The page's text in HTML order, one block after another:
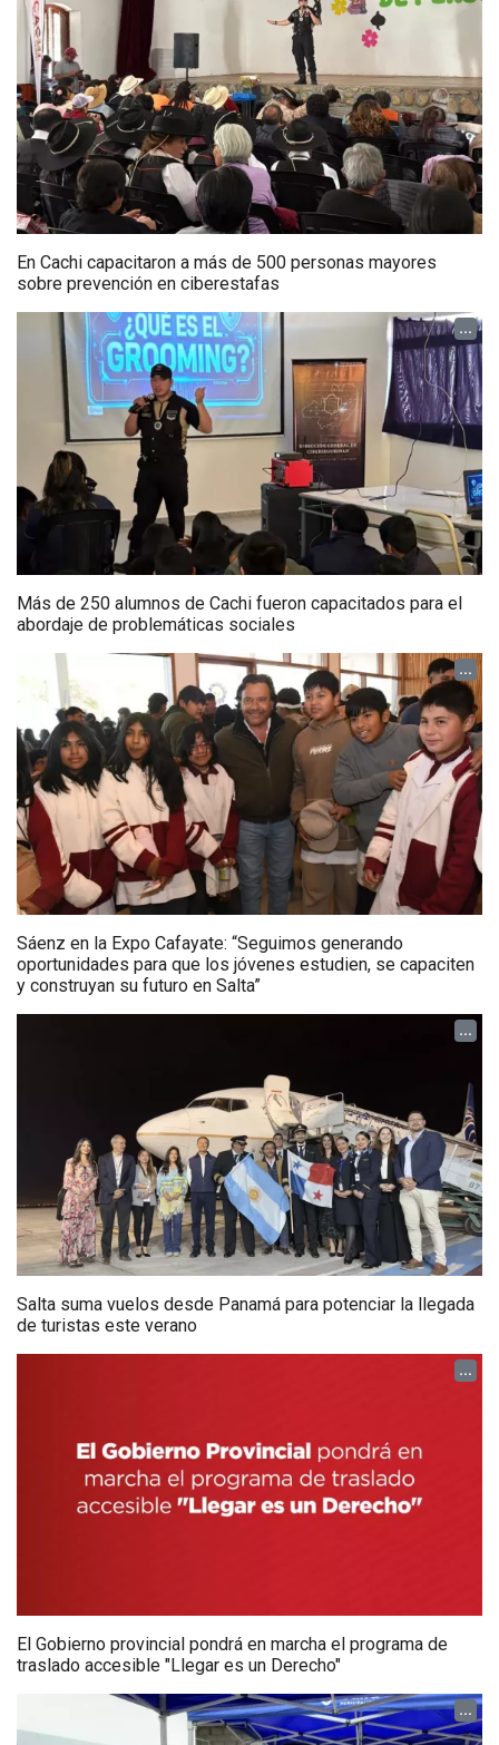
En Cachi capacitaron a más de 500 personas mayores
sobre prevención en ciberestafas
...
Más de 250 alumnos de Cachi fueron capacitados para el
abordaje de problemáticas sociales
...
Sáenz en la Expo Cafayate: “Seguimos generando
oportunidades para que los jóvenes estudien, se capaciten
y construyan su futuro en Salta”
...
Salta suma vuelos desde Panamá para potenciar la llegada
de turistas este verano
...
El Gobierno provincial pondrá en marcha el programa de
traslado accesible "Llegar es un Derecho"
...